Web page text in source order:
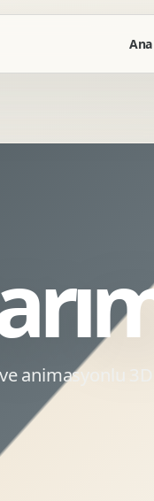
Tasarimi
Tasarimi
animasyonlu 3D